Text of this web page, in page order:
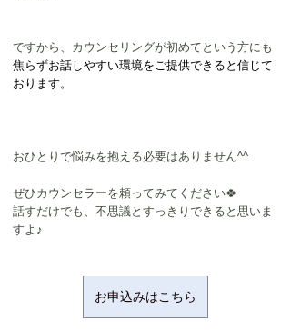
ですから、カウンセリングが初めてという方にも
焦らずお話しやすい環境をご提供できると信じて
おります。
おひとりで悩みを抱える必要はありません^^
ぜひカウンセラーを頼ってみてください🍀
話すだけでも、不思議とすっきりできると思いま
すよ♪
お申込みはこちら